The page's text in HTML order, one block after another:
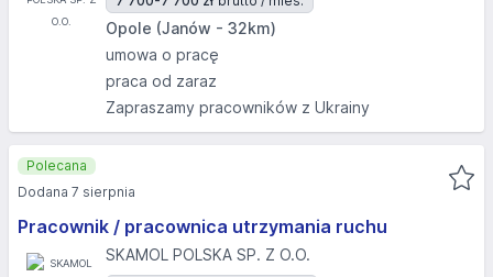
Opole (Janów - 32km)
umowa o pracę
praca od zaraz
Zapraszamy pracowników z Ukrainy
Pracownik / pracownica utrzymania ruchu
SKAMOL POLSKA SP. Z O.O.
Polecana
Dodana 7 sierpnia